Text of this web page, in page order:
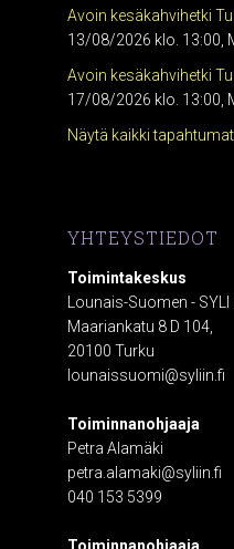
Avoin kesäkahvihetki
13/08/2026 klo. 13:00,
Avoin kesäkahvihetki
17/08/2026 klo. 13:00,
Näytä kaikki tapahtumat
YHTEYSTIEDOT
Toimintakeskus
Lounais-Suomen - SYLI
Maariankatu 8 D 104,
20100 Turku
lounaissuomi@syliin.fi
Toiminnanohjaaja
Petra Alamäki
petra.alamaki@syliin.fi
040 153 5399